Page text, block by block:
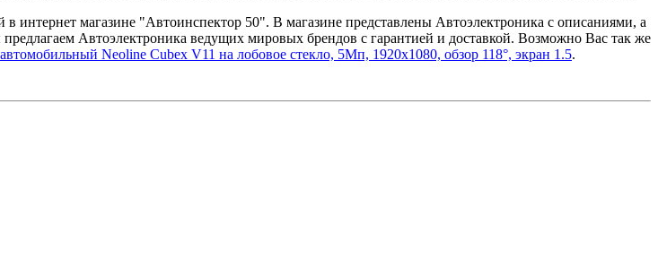
интернет магазине "Автоинспектор 50". В магазине представлены Автоэлектроника с описаниями, а
Автоэлектроника ведущих мировых брендов с гарантией и доставкой. Возможно Вас так же
Neoline Cubex V11 на лобовое стекло, 5Мп, 1920x1080, обзор 118°, экран 1.5.